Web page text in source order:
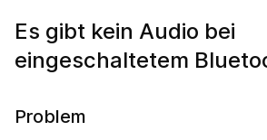
Es gibt kein Audio bei
eingeschaltetem
Problem